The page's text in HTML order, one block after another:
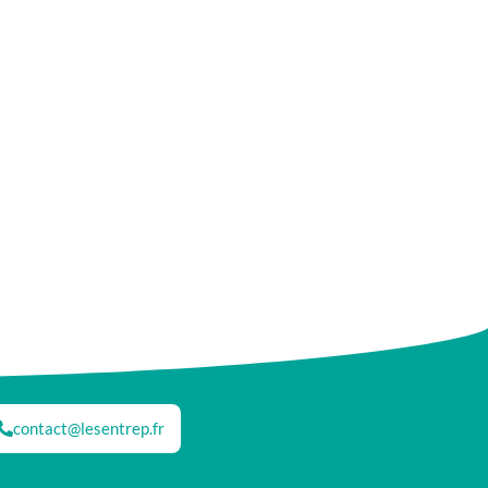
contact@lesentrep.fr